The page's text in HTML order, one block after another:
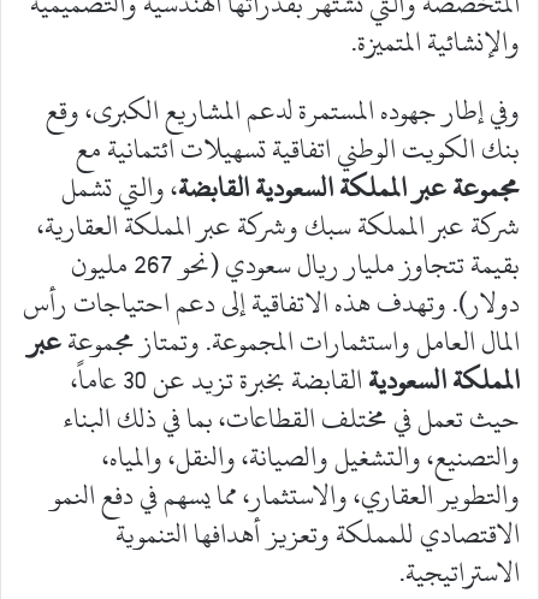
والإنشائية المتميزة.
وفي إطار جهوده المستمرة لدعم المشاريع الكبرى، وقع
بنك الكويت الوطني اتفاقية تسهيلات ائتمانية مع
مجموعة عبر المملكة السعوديةالقابضة، والتي تشمل
شركة عبر المملكة سبك وشركة عبر المملكة العقارية،
بقيمة تتجاوز مليار ريال سعودي (نحو 267 مليون
دولار). وتهدف هذه الاتفاقية إلى دعم احتياجات رأس
المال العامل واستثمارات المجموعة. وتمتاز مجموعةعبر
المملكة السعودية القابضة بخبرة تزيد عن 30 عاماً،
حيث تعمل في مختلف القطاعات، بما في ذلك البناء
والتصنيع، والتشغيل والصيانة، والنقل، والمياه،
والتطوير العقاري، والاستثمار، مما يسهم في دفع النمو
الاقتصادي للمملكة وتعزيز أهدافها التنموية
الاستراتيجية.